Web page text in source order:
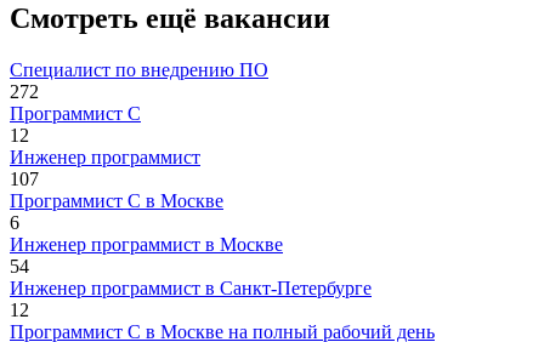
Смотреть ещё вакансии
Специалист по внедрению ПО
272
Программист С
12
Инженер программист
107
Программист С в Москве
6
Инженер программист в Москве
54
Инженер программист в Санкт-Петербурге
12
Программист С в Москве на полный рабочий день